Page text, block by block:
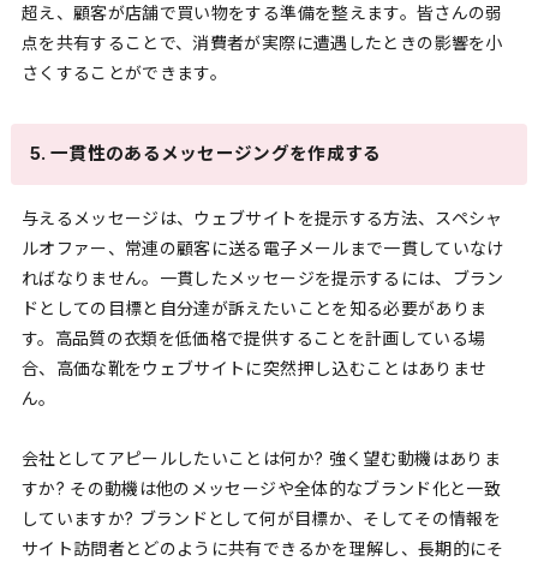
超え、顧客が店舗で買い物をする準備を整えます。皆さんの弱
点を共有することで、消費者が実際に遭遇したときの影響を小
さくすることができます。
5. 一貫性のあるメッセージングを作成する
与えるメッセージは、ウェブサイトを提示する方法、スペシャ
ルオファー、常連の顧客に送る電子メールまで一貫していなけ
ればなりません。一貫したメッセージを提示するには、ブラン
ドとしての目標と自分達が訴えたいことを知る必要がありま
す。高品質の衣類を低価格で提供することを計画している場
合、高価な靴をウェブサイトに突然押し込むことはありませ
ん。
会社としてアピールしたいことは何か? 強く望む動機はありま
すか? その動機は他のメッセージや全体的なブランド化と一致
していますか? ブランドとして何が目標か、そしてその情報を
サイト訪問者とどのように共有できるかを理解し、長期的にそ